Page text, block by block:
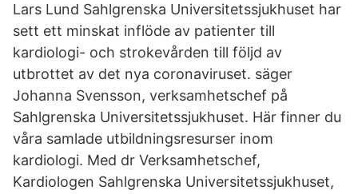
Lars Lund Sahlgrenska Universitetssjukhuset har
sett ett minskat inflöde av patienter till
kardiologi- och strokevården till följd av
utbrottet av det nya coronaviruset. säger
Johanna Svensson, verksamhetschef på
Sahlgrenska Universitetssjukhuset. Här finner du
våra samlade utbildningsresurser inom
kardiologi. Med dr Verksamhetschef,
Kardiologen Sahlgrenska Universitetssjukhuset,